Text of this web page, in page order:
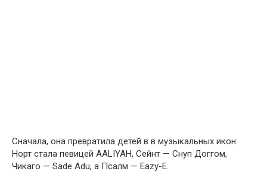
Сначала, она превратила детей в в музыкальных икон:
Норт стала певицей AALIYAH, Сейнт — Снуп Доггом,
Чикаго — Sade Adu, а Псалм — Eazy-E.